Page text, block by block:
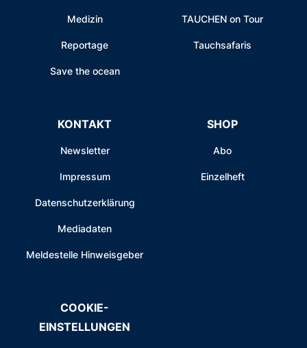
Medizin
Reportage
Save the ocean
TAUCHEN on Tour
Tauchsafaris
KONTAKT
Newsletter
Impressum
Datenschutzerklärung
Mediadaten
Meldestelle Hinweisgeber
SHOP
Abo
Einzelheft
COOKIE-
EINSTELLUNGEN